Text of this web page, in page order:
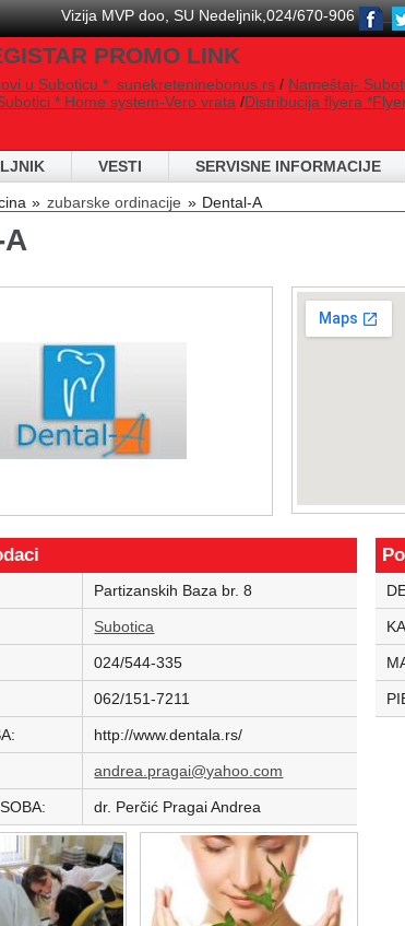
Vizija MVP doo, SU Nedeljnik,024/670-906
PROMO LINK
u Suboticu * sunekreteninebonus.rs / Nameštaj-
* Home system-Vero vrata /Distribucija flyera
VESTI SERVISNE INFORMACIJE
here
zubarske ordinacije Dental-A
Partizanskih Baza br. 8
Subotica
024/544-335
062/151-7211
http://www.dentala.rs/
andrea.pragai@yahoo.com
dr. Perčić Pragai Andrea